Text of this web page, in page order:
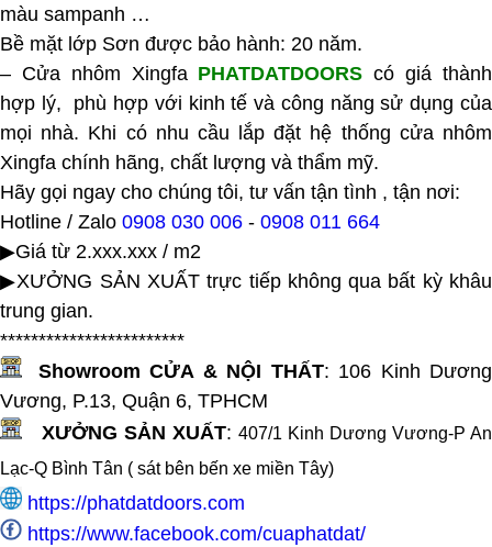
màu sampanh …
Bề mặt lớp Sơn được bảo hành: 20 năm.
– Cửa nhôm Xingfa PHATDATDOORS có giá thành
hợp lý, phù hợp với kinh tế và công năng sử dụng của
mọi nhà. Khi có nhu cầu lắp đặt hệ thống cửa nhôm
Xingfa chính hãng, chất lượng và thẩm mỹ.
Hãy gọi ngay cho chúng tôi, tư vấn tận tình , tận nơi:
Hotline / Zalo 0908 030 006 - 0908 011 664
▶Giá từ 2.xxx.xxx / m2
▶XƯỞNG SẢN XUẤT trực tiếp không qua bất kỳ khâu
trung gian.
************************
Showroom CỬA & NỘI THẤT: 106 Kinh Dương
Vương, P.13, Quận 6, TPHCM
XƯỞNG SẢN XUẤT: 407/1 Kinh Dương Vương-P An
Lạc-Q Bình Tân ( sát bên bến xe miền Tây)
https://phatdatdoors.com
https://www.facebook.com/cuaphatdat/